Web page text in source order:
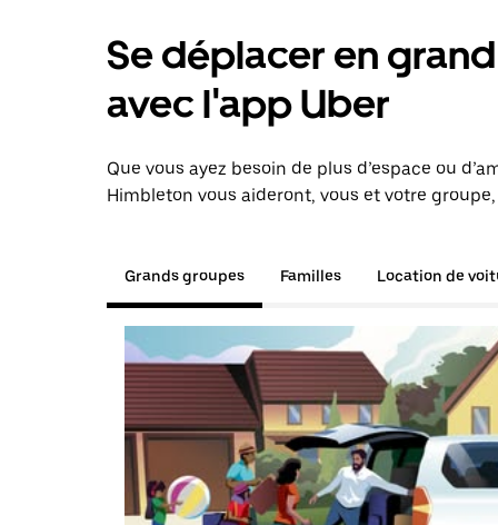
Se déplacer en
avec l'app Uber
Que vous ayez besoin de plus d’espace ou
Himbleton vous aideront, vous et votre
Grands groupes Familles Location de